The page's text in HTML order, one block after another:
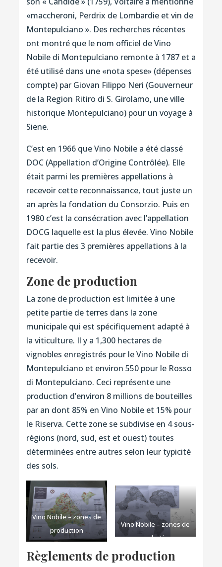
«maccheroni, Perdrix de Lombardie et vin de
Montepulciano ». Des recherches récentes
ont montré que le nom officiel de Vino
Nobile di Montepulciano remonte à 1787 et a
été utilisé dans une «nota spese» (dépenses
compte) par Giovan Filippo Neri (Gouverneur
de la Region Ritiro di S. Girolamo, une ville
historique Montepulciano) pour un voyage à
Siene.
C’est en 1966 que Vino Nobile a été classé
DOC (Appellation d’Origine Contrôlée). Elle
était parmi les premières appellations à
recevoir cette reconnaissance, tout juste un
an après la fondation du Consorzio. Puis en
1980 c’est la consécration avec l’appellation
DOCG laquelle est la plus élevée. Vino Nobile
fait partie des 3 premières appellations à la
recevoir.
Zone de production
La zone de production est limitée à une
petite partie de terres dans la zone
municipale qui est spécifiquement adapté à
la viticulture. Il y a 1,300 hectares de
vignobles enregistrés pour le Vino Nobile di
Montepulciano et environ 550 pour le Rosso
di Montepulciano. Ceci représente une
production d’environ 8 millions de bouteilles
par an dont 85% en Vino Nobile et 15% pour
le Riserva. Cette zone se subdivise en 4 sous-
régions (nord, sud, est et ouest) toutes
déterminées entre autres selon leur typicité
des sols.
Vino Nobile – zones de
production
Vino Nobile – zones de
production
Règlements de production